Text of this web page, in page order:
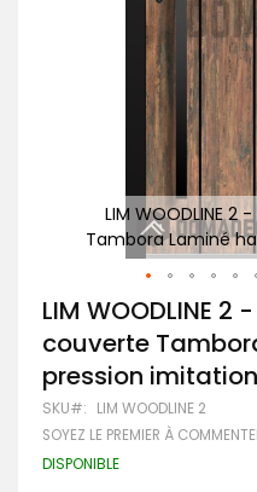
LIM WOODLINE
Tambora Laminé
Passer
au
début
de
la
Galerie
d’images
LIM WOODLINE
couverte
pression
SKU LIM WOODLINE 2
SOYEZ LE PREMIER À
DISPONIBLE